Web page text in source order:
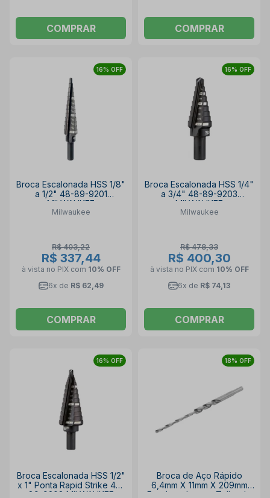
COMPRAR COMPRAR
16% OFF
Broca Escalonada HSS 1/8"
a 1/2" 48-89-9201
MILWAUKEE
Milwaukee
R$ 403,22
R$ 337,44
à vista no PIX com 10% OFF
6x de R$ 62,49
COMPRAR
16% OFF
Broca Escalonada HSS 1/4"
a 3/4" 48-89-9203
MILWAUKEE
Milwaukee
R$ 478,33
R$ 400,30
à vista no PIX com 10% OFF
6x de R$ 74,13
COMPRAR
16% OFF
Broca Escalonada HSS 1/2"
x 1" Ponta Rapid Strike 48-
89-9208 MILWAUKEE
18% OFF
Broca de Aço Rápido
6,4mm X 11mm X 209mm
Escalonada para Telha de